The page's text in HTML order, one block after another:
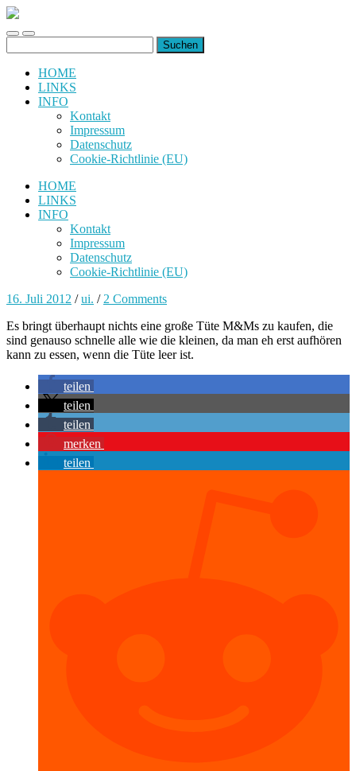
uiuiuiuiuiuiui.de
Toggle
mobile
Toggle
search
nach:
HOME
LINKS
INFO
Kontakt
Impressum
Datenschutz
Cookie-Richtlinie (EU)
HOME
LINKS
INFO
Kontakt
Impressum
Datenschutz
Cookie-Richtlinie (EU)
16. Juli 2012 /ui. / 2 Comments
Es bringt überhaupt nichts eine große Tüte M&Ms zu kaufen, die
sind genauso schnelle alle wie die kleinen, da man eh erst aufhören
kann zu essen, wenn die Tüte leer ist.
teilen
teilen
teilen
merken
teilen